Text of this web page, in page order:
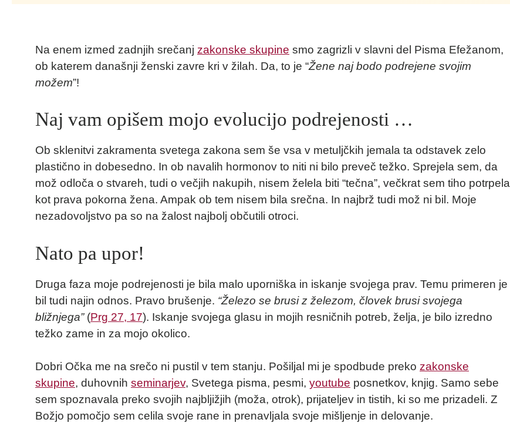
Na enem izmed zadnjih srečanj zakonske skupine smo zagrizli v slavni del Pisma Efežanom,
ob katerem današnji ženski zavre kri v žilah. Da, to je “Žene naj bodo podrejene svojim
možem”!
Naj vam opišem mojo evolucijo podrejenosti …
Ob sklenitvi zakramenta svetega zakona sem še vsa v metuljčkih jemala ta odstavek zelo
plastično in dobesedno. In ob navalih hormonov to niti ni bilo preveč težko. Sprejela sem, da
mož odloča o stvareh, tudi o večjih nakupih, nisem želela biti “tečna”, večkrat sem tiho potrpela
kot prava pokorna žena. Ampak ob tem nisem bila srečna. In najbrž tudi mož ni bil. Moje
nezadovoljstvo pa so na žalost najbolj občutili otroci.
Nato pa upor!
Druga faza moje podrejenosti je bila malo uporniška in iskanje svojega prav. Temu primeren je
bil tudi najin odnos. Pravo brušenje. “Železo se brusi z železom, človek brusi svojega
bližnjega”(Prg 27, 17). Iskanje svojega glasu in mojih resničnih potreb, želja, je bilo izredno
težko zame in za mojo okolico.
Dobri Očka me na srečo ni pustil v tem stanju. Pošiljal mi je spodbude preko zakonske
skupine, duhovnih seminarjev, Svetega pisma, pesmi, youtube posnetkov, knjig. Samo sebe
sem spoznavala preko svojih najbljižjih (moža, otrok), prijateljev in tistih, ki so me prizadeli. Z
Božjo pomočjo sem celila svoje rane in prenavljala svoje mišljenje in delovanje.